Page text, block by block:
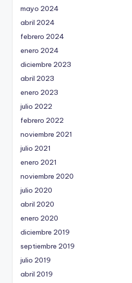
mayo 2024
abril 2024
febrero 2024
enero 2024
diciembre 2023
abril 2023
enero 2023
julio 2022
febrero 2022
noviembre 2021
julio 2021
enero 2021
noviembre 2020
julio 2020
abril 2020
enero 2020
diciembre 2019
septiembre 2019
julio 2019
abril 2019